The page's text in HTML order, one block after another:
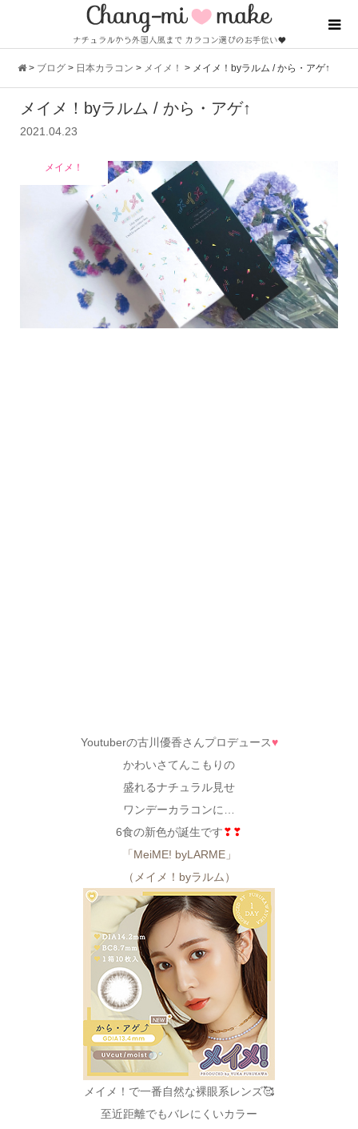
> ブログ > 日本カラコン > メイメ！ > メイメ！byラルム / から・アゲ↑
メイメ！byラルム / から・アゲ↑
2021.04.23
メイメ！
Youtuberの古川優香さんプロデュース♥
かわいさてんこもりの
盛れるナチュラル見せ
ワンデーカラコンに…
6食の新色が誕生です❣❣
「MeiME! byLARME」
（メイメ！byラルム）
メイメ！で一番自然な裸眼系レンズ🥰
至近距離でもバレにくいカラー